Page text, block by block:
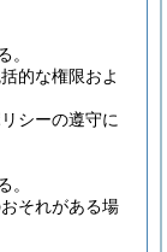
。
的な権限およ
シーの遵守に
。
それがある場